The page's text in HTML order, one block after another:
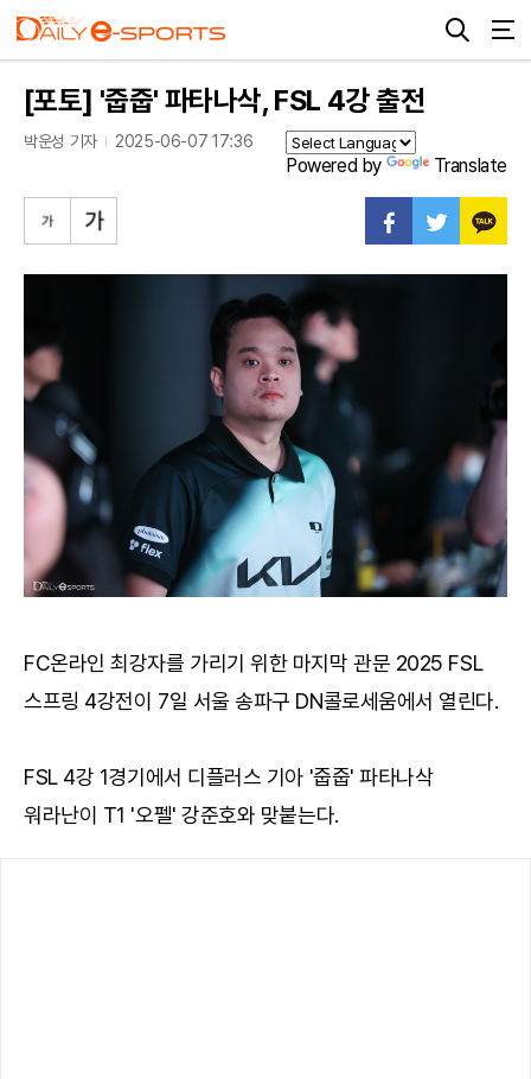
[포토] '줍줍' 파타나삭, FSL 4강 출전
박운성 기자 2025-06-07 17:36
Powered by Translate
FC온라인 최강자를 가리기 위한 마지막 관문 2025 FSL
스프링 4강전이 7일 서울 송파구 DN콜로세움에서 열린다.
FSL 4강 1경기에서 디플러스 기아 '줍줍' 파타나삭
워라난이 T1 '오펠' 강준호와 맞붙는다.